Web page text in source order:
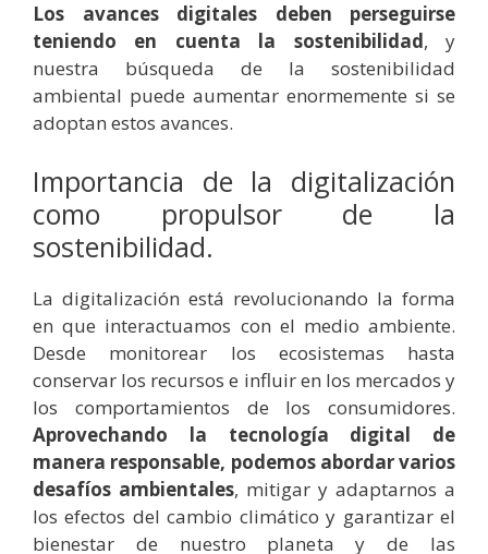
Los avances digitales deben perseguirse
teniendo en cuenta la sostenibilidad, y
nuestra búsqueda de la sostenibilidad
ambiental puede aumentar enormemente si se
adoptan estos avances.
Importancia de la digitalización
como propulsor de la
sostenibilidad.
La digitalización está revolucionando la forma
en que interactuamos con el medio ambiente.
Desde monitorear los ecosistemas hasta
conservar los recursos e influir en los mercados y
los comportamientos de los consumidores.
Aprovechando la tecnología digital de
manera responsable, podemos abordar varios
desafíos ambientales, mitigar y adaptarnos a
los efectos del cambio climático y garantizar el
bienestar de nuestro planeta y de las